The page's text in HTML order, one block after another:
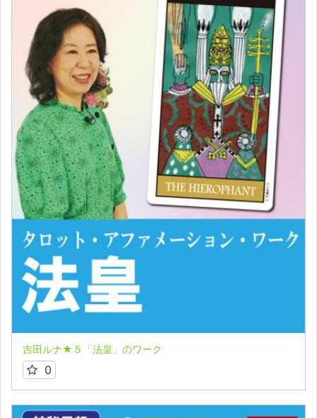
吉田ルナ★５「法皇」のワーク
0